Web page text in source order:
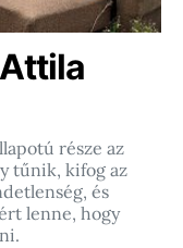
része az
tűnik, kifog az
és
lenne, hogy